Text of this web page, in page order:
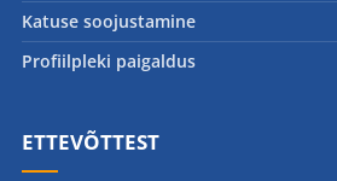
Katuse soojustamine
Profiilpleki paigaldus
ETTEVÕTTEST